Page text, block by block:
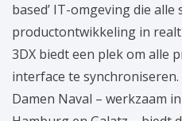
based’ IT-omgeving die
productontwikkeling in
3DX biedt een plek om alle
interface te
Damen Naval – werkzaam